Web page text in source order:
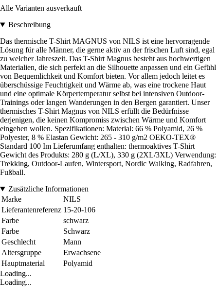
Alle Varianten ausverkauft
Beschreibung
Das thermische T-Shirt MAGNUS von NILS ist eine hervorragende
Lösung für alle Männer, die gerne aktiv an der frischen Luft sind, egal
zu welcher Jahreszeit. Das T-Shirt Magnus besteht aus hochwertigen
Materialien, die sich perfekt an die Silhouette anpassen und ein Gefühl
von Bequemlichkeit und Komfort bieten. Vor allem jedoch leitet es
überschüssige Feuchtigkeit und Wärme ab, was eine trockene Haut
und eine optimale Körpertemperatur selbst bei intensiven Outdoor-
Trainings oder langen Wanderungen in den Bergen garantiert. Unser
thermisches T-Shirt Magnus von NILS erfüllt die Bedürfnisse
derjenigen, die keinen Kompromiss zwischen Wärme und Komfort
eingehen wollen. Spezifikationen: Material: 66 % Polyamid, 26 %
Polyester, 8 % Elastan Gewicht: 265 - 310 g/m2 OEKO-TEX®
Standard 100 Im Lieferumfang enthalten: thermoaktives T-Shirt
Gewicht des Produkts: 280 g (L/XL), 330 g (2XL/3XL) Verwendung:
Trekking, Outdoor-Laufen, Wintersport, Nordic Walking, Radfahren,
Fußball.
Zusätzliche Informationen
Marke
NILS
Lieferantenreferenz 15-20-106
Farbe
schwarz
Farbe
Schwarz
Geschlecht
Mann
Altersgruppe
Erwachsene
Hauptmaterial
Polyamid
Loading...
Loading...